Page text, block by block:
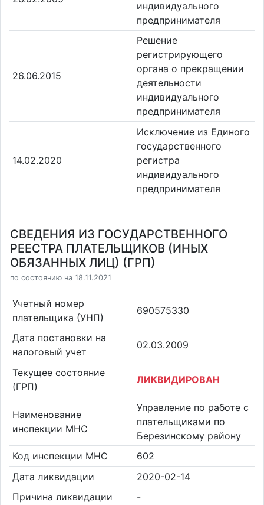
индивидуального
предпринимателя
26.06.2015
Решение
регистрирующего
органа о прекращении
деятельности
индивидуального
предпринимателя
14.02.2020
Исключение из Единого
государственного
регистра
индивидуального
предпринимателя
СВЕДЕНИЯ ИЗ ГОСУДАРСТВЕННОГО
РЕЕСТРА ПЛАТЕЛЬЩИКОВ (ИНЫХ
ОБЯЗАННЫХ ЛИЦ) (ГРП)
по состоянию на 18.11.2021
Учетный номер
плательщика (УНП)
690575330
Дата постановки на
налоговый учет
02.03.2009
Текущее состояние
(ГРП)
ЛИКВИДИРОВАН
Наименование
инспекции МНС
Управление по работе с
плательщиками по
Березинскому району
Код инспекции МНС
602
Дата ликвидации
2020-02-14
Причина ликвидации
-